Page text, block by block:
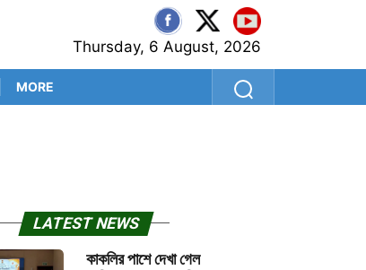
Thursday, 6 August, 2026
MORE
LATEST NEWS
কাকলির পাশে দেখা গেল